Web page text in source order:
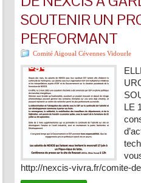
SOUTENIR UN
PERFORMANT
Comité Aigoual Cévennes Vidourle
LE
http://nexcis-vivra.fr/comite-